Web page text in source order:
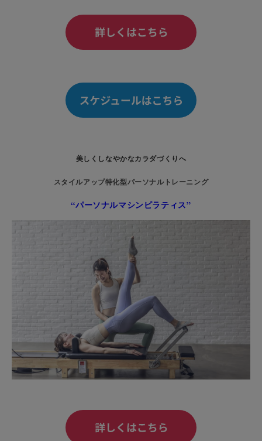
美しくしなやかなカラダづくりへ
スタイルアップ特化型パーソナルトレーニング
“パーソナルマシンピラティス”